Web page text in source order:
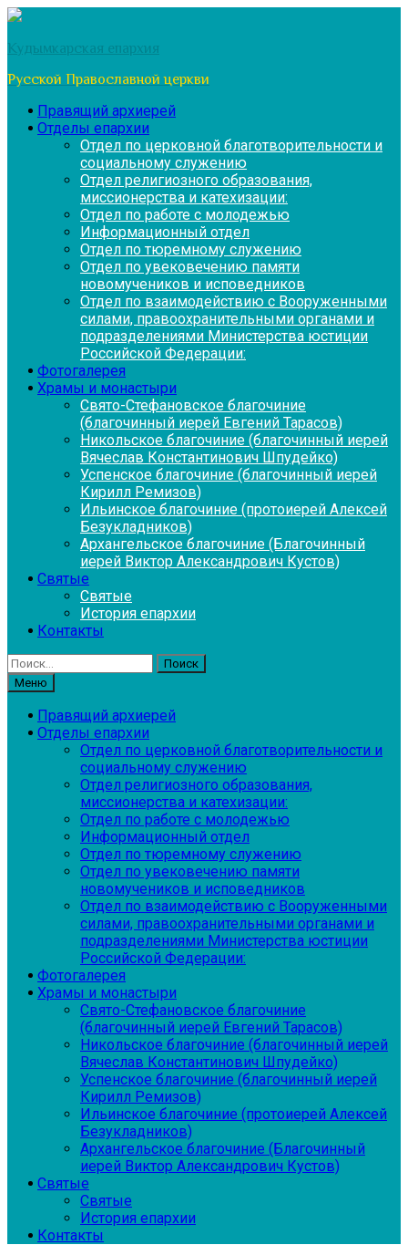
Перейти
содержимому
Кудымкарская епархия
Русской Православной церкви
Правящий архиерей
Отделы епархии
Отдел по церковной благотворительности и
социальному служению
Отдел религиозного образования,
миссионерства и катехизации:
Отдел по работе с молодежью
Информационный отдел
Отдел по тюремному служению
Отдел по увековечению памяти
новомучеников и исповедников
Отдел по взаимодействию с Вооруженными
силами, правоохранительными органами и
подразделениями Министерства юстиции
Российской Федерации:
Фотогалерея
Храмы и монастыри
Свято-Стефановское благочиние
(благочинный иерей Евгений Тарасов)
Никольское благочиние (благочинный иерей
Вячеслав Константинович Шпудейко)
Успенское благочиние (благочинный иерей
Кирилл Ремизов)
Ильинское благочиние (протоиерей Алексей
Безукладников)
Архангельское благочиние (Благочинный
иерей Виктор Александрович Кустов)
Святые
Святые
История епархии
Контакты
Найти:
Меню
Правящий архиерей
Отделы епархии
Отдел по церковной благотворительности и
социальному служению
Отдел религиозного образования,
миссионерства и катехизации:
Отдел по работе с молодежью
Информационный отдел
Отдел по тюремному служению
Отдел по увековечению памяти
новомучеников и исповедников
Отдел по взаимодействию с Вооруженными
силами, правоохранительными органами и
подразделениями Министерства юстиции
Российской Федерации:
Фотогалерея
Храмы и монастыри
Свято-Стефановское благочиние
(благочинный иерей Евгений Тарасов)
Никольское благочиние (благочинный иерей
Вячеслав Константинович Шпудейко)
Успенское благочиние (благочинный иерей
Кирилл Ремизов)
Ильинское благочиние (протоиерей Алексей
Безукладников)
Архангельское благочиние (Благочинный
иерей Виктор Александрович Кустов)
Святые
Святые
История епархии
Контакты